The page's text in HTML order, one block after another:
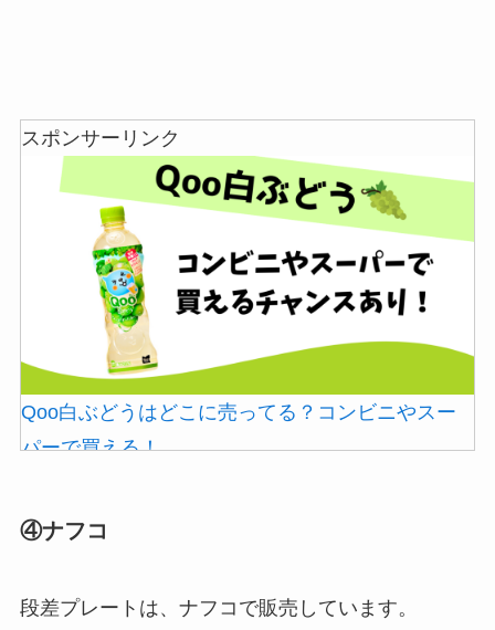
あずきバーこしあんはどこで売ってる？コンビニ
には売ってない？
スポンサーリンク
Qoo白ぶどうはどこに売ってる？コンビニやスー
パーで買える！
④ナフコ
段差プレートは、ナフコで販売しています。